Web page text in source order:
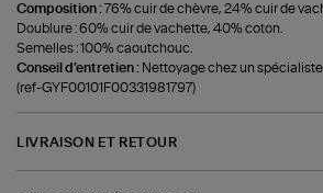
Composition :76% cuir de chèvre, 24% cuir de
Doublure : 60% cuir de vachette, 40% coton.
Semelles : 100% caoutchouc.
Conseil d'entretien : Nettoyage chez un spécialiste.
(ref-GYF00101F00331981797)
LIVRAISON ET RETOUR